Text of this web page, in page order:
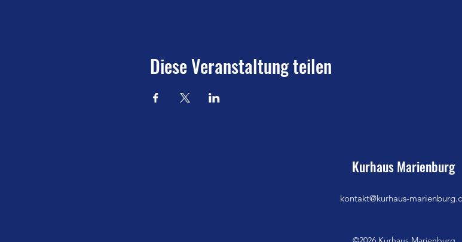
Diese Veranstaltung teilen
Kurhaus Marienburg
kontakt@kurhaus-